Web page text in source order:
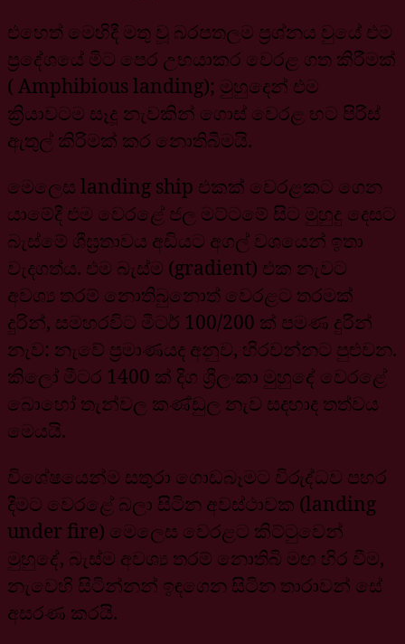
එහෙත් මෙහිදී මතු වූ බරපතලම ප්‍රශ්නය වුයේ එම
ප්‍රදේශයේ මිට පෙර උභයාකර වෙරළ ගත කිරීමක්
( Amphibious landing); මුහුදෙන් එම
ක්‍රියාවටම සෑදූ නැවකින් ගොස් වෙරළ භට පිරිස්
ඇතුල් කිරිමක් කර නොතිබීමයි.
මෙලෙස landing ship එකක් වෙරළකට ගෙන
යාමේදී එම වෙරළේ ජල මට්ටමේ සිට මුහුදු දෙසට
බැස්මේ ශීඝ්‍රතාවය අඩියට අගල් වශයෙන් ඉතා
වැදගත්ය. එම බැස්ම (gradient) එක නැවට
අවශ්‍ය තරම් නොතිබුනොත් වෙරළට තරමක්
දුරින්, සමහරවිට මීටර් 100/200 ක් පමණ දුරින්
නැව: නැවේ ප්‍රමාණයද අනුව, හිරවන්නට පුළුවන.
කිලෝ මීටර 1400 ක් දිග ශ්‍රීලංකා මුහුදේ වෙරළේ
බොහෝ තැන්වල කණ්ඩුල නැව සදහාද තත්වය
මෙයයි.
විශේෂයෙන්ම සතුරා ගොඩබෑමට විරුද්ධව පහර
දීමට වෙරළේ බලා සිටින අවස්ථාවක (landing
under fire) මෙලෙස වෙරළට කිට්ටුවෙන්
මුහුදේ, බැස්ම අවශ්‍ය තරම් නොතිබි මඟ හිර වීම,
නැවෙහි සිටින්නන් ඉඳගෙන සිටින තාරාවන් සේ
අසරණ කරයි.